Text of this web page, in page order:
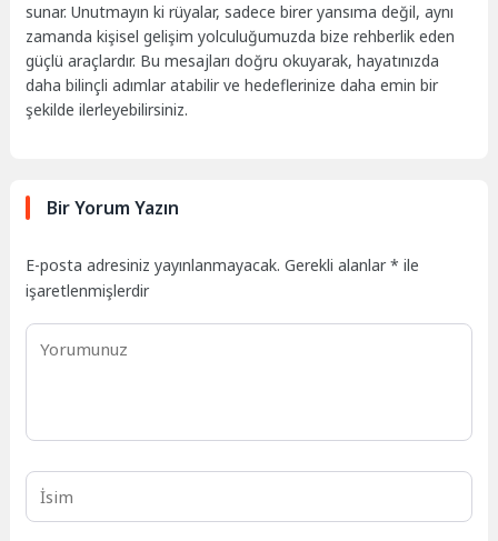
sunar. Unutmayın ki rüyalar, sadece birer yansıma değil, aynı
zamanda kişisel gelişim yolculuğumuzda bize rehberlik eden
güçlü araçlardır. Bu mesajları doğru okuyarak, hayatınızda
daha bilinçli adımlar atabilir ve hedeflerinize daha emin bir
şekilde ilerleyebilirsiniz.
Bir Yorum Yazın
E-posta adresiniz yayınlanmayacak. Gerekli alanlar* ile
işaretlenmişlerdir